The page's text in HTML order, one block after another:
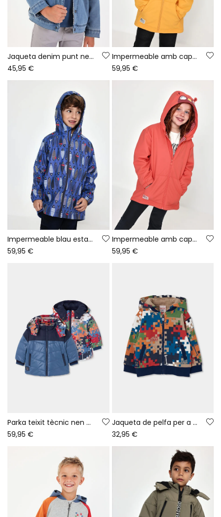
Jaqueta denim punt nen blau amb coll pelfa
45,95 €
Impermeable amb caputxa groc
59,95 €
Impermeable blau estampat de peixos amb caputxa
59,95 €
Impermeable amb caputxa taronja amb cremallera
59,95 €
Parka teixit tècnic nen blau reversible estampada
59,95 €
Jaqueta de pelfa per a nen amb estampat de píxels multicolor
32,95 €